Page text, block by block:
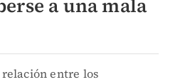
a una mala
entre los